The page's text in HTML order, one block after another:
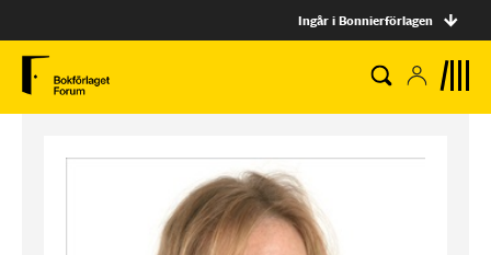
Ingår i Bonnierförlagen